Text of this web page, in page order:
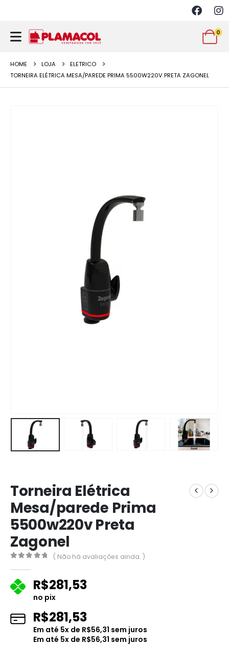
0
HOME LOJA
ELETRICO
TORNEIRA ELÉTRICA MESA/PAREDE PRIMA 5500W220V PRETA ZAGONEL
Torneira Elétrica
Mesa/parede Prima
5500w220v Preta
Zagonel
( Não há avaliações ainda. )
R$281,53
no pix
R$281,53
Em até 5x de R$56,31 sem juros
Em até 5x de R$56,31 sem juros